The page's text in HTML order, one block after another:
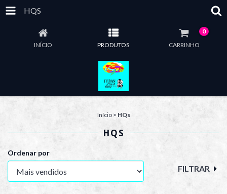
HQS
INÍCIO PRODUTOS CARRINHO
0
Início > HQs
HQS
Ordenar por
FILTRAR